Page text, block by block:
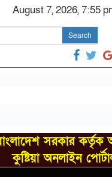
August 7, 2026, 7:55
Search
বাংলাদেশ সরকার
কুষ্টিয়া অনলাইন